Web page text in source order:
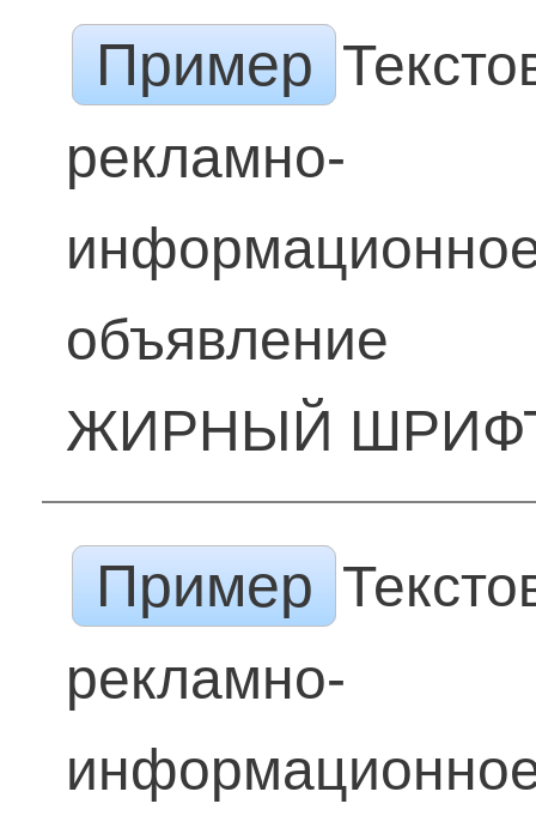
Пример
рекламно-
объявление
ЖИРНЫЙ
Пример
рекламно-